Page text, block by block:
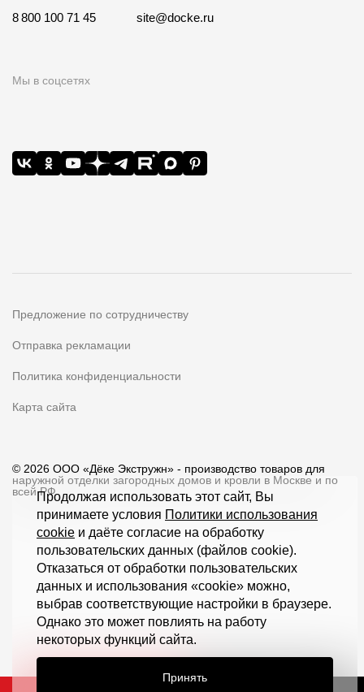
8 800 100 71 45 site@docke.ru
Мы в соцсетях
Предложение по сотрудничеству
Отправка рекламации
Политика конфиденциальности
Карта сайта
© 2026 ООО «Дёке Экстружн» - производство товаров для
наружной отделки загородных домов и кровли в Москве и по
всей РФПродолжая использовать этот сайт, Вы
принимаете условия Политики использования
cookie и даёте согласие на обработку
пользовательских данных (файлов cookie).
Отказаться от обработки пользовательских
данных и использования «cookie» можно,
выбрав соответствующие настройки в браузере.
Однако это может повлиять на работу
некоторых функций сайта.
Принять